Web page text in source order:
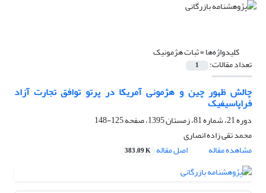
کلیدواژه‌ها =ثبات هژمونیک
تعداد مقالات: 1
چالش ظهور چین و هژمونی آمریکا در پرتو توافق تجارت آزاد
فراپاسیفیک
دوره 21، شماره 81، زمستان 1395، صفحه
125-148
محمد تقی زاده انصاری
مشاهده مقاله
اصل مقاله 383.09 K